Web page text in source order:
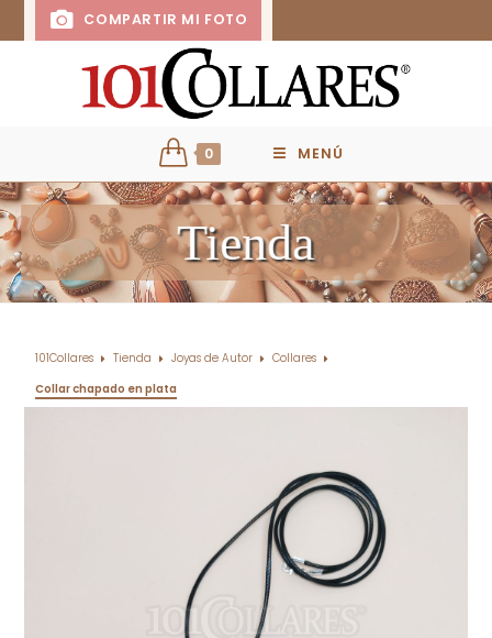
COMPARTIR MI FOTO
0 MENÚ
Tienda
101Collares Tienda Joyas de Autor
Collares
Collar chapado en plata